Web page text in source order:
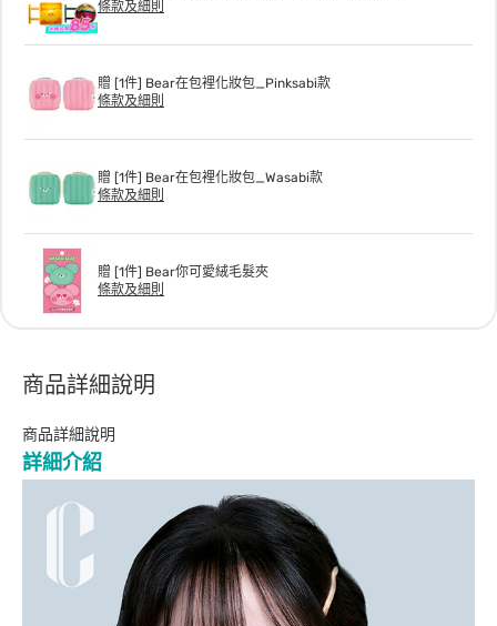
條款及細則
贈 [1件] Bear在包裡化妝包_Pinksabi款
條款及細則
贈 [1件] Bear在包裡化妝包_Wasabi款
條款及細則
贈 [1件] Bear你可愛絨毛髮夾
條款及細則
商品詳細說明
商品詳細說明
詳細介紹